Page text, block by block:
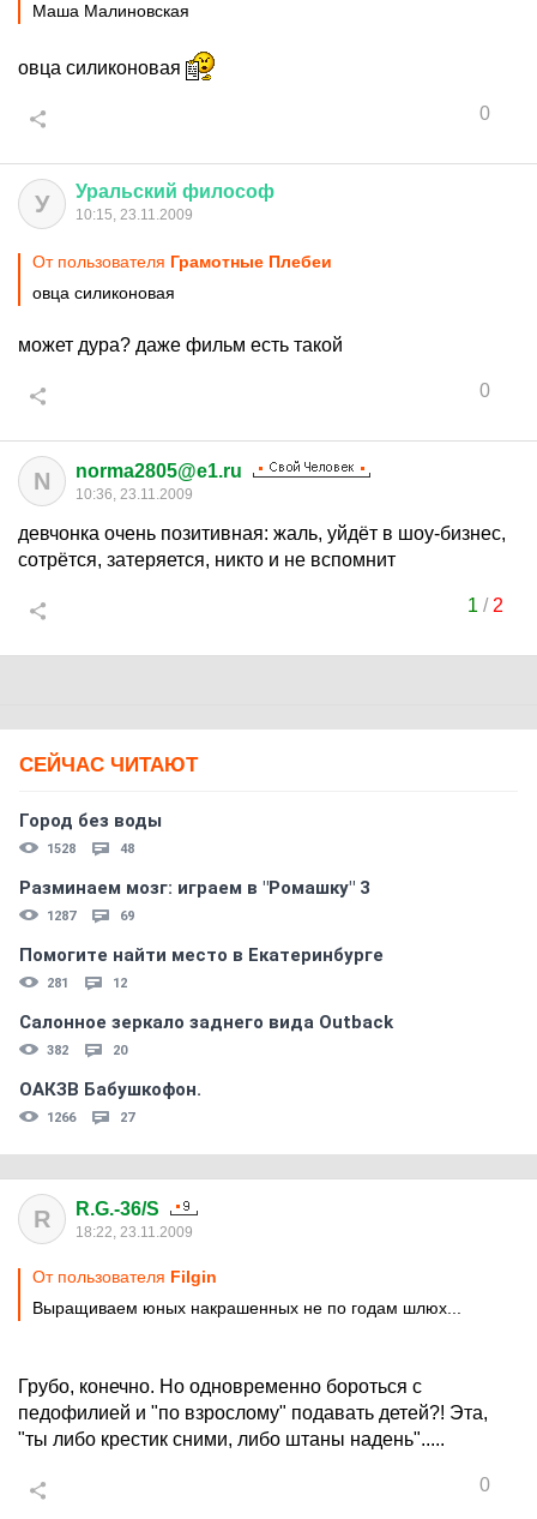
Маша Малиновская
овца силиконовая
0
У Уральский философ
10:15, 23.11.2009
От пользователя Грамотные Плебеи
овца силиконовая
может дура? даже фильм есть такой
0
N norma2805@e1.ru
10:36, 23.11.2009
девчонка очень позитивная: жаль, уйдёт в шоу-бизнес,
сотрётся, затеряется, никто и не вспомнит
1 / 2
СЕЙЧАС ЧИТАЮТ
Город без воды
1528 48
Разминаем мозг: играем в "Ромашку" 3
1287 69
Помогите найти место в Екатеринбурге
281 12
Салонное зеркало заднего вида Outback
382 20
ОАКЗВ Бабушкофон.
1266 27
R R.G.-36/S
18:22, 23.11.2009
От пользователя Filgin
Выращиваем юных накрашенных не по годам шлюх...
Грубо, конечно. Но одновременно бороться с
педофилией и "по взрослому" подавать детей?! Эта,
"ты либо крестик сними, либо штаны надень".....
0